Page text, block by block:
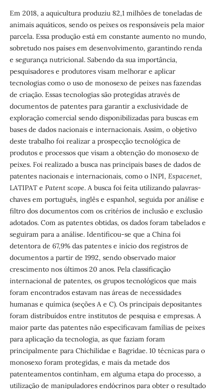
Em 2018, a aquicultura produziu 82,1 milhões de toneladas de
animais aquáticos, sendo os peixes os responsáveis pela maior
parcela. Essa produção está em constante aumento no mundo,
sobretudo nos países em desenvolvimento, garantindo renda
e segurança nutricional. Sabendo da sua importância,
pesquisadores e produtores visam melhorar e aplicar
tecnologias como o uso de monosexo de peixes nas fazendas
de criação. Essas tecnologias são protegidas através de
documentos de patentes para garantir a exclusividade de
exploração comercial sendo disponibilizadas para buscas em
bases de dados nacionais e internacionais. Assim, o objetivo
deste trabalho foi realizar a prospecção tecnológica de
produtos e processos que visam a obtenção do monosexo de
peixes. Foi realizado a busca nas principais bases de dados de
patentes nacionais e internacionais, como o INPI, Espacenet,
LATIPAT e Patent scope. A busca foi feita utilizando palavras-
chaves em português, inglês e espanhol, seguida por análise e
filtro dos documentos com os critérios de inclusão e exclusão
adotados. Com as patentes obtidas, os dados foram tabelados e
seguiram para a análise. Identificou-se que a China foi
detentora de 67,9% das patentes e início dos registros de
documentos a partir de 1992, sendo observado maior
crescimento nos últimos 20 anos. Pela classificação
internacional de patentes, os grupos tecnológicos que mais
foram encontrados estavam nas áreas de necessidades
humanas e química (seções A e C). Os principais depositantes
foram distribuídos entre institutos de pesquisa e empresas. A
maior parte das patentes não especificavam famílias de peixes
para aplicação da tecnologia, as que faziam foram
principalmente para Chichilidae e Bagridae. 10 técnicas para o
monosexo foram protegidas, e mais da metade dos
patenteamentos continham, em alguma etapa do processo, a
utilização de manipuladores endócrinos para obter o resultado